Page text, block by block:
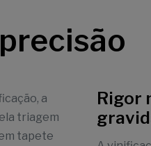
a
triagem
tapete
Rigor